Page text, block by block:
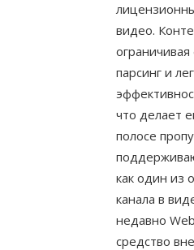
видео.
парсинг и
что делает
полосе
как один из
канала в
недавно
средство